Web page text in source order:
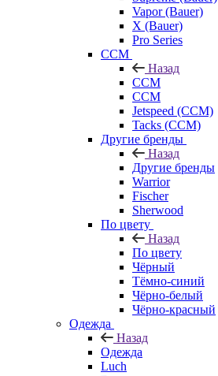
Vapor (Bauer)
X (Bauer)
Pro Series
CCM
Назад
CCM
CCM
Jetspeed (CCM)
Tacks (CCM)
Другие бренды
Назад
Другие бренды
Warrior
Fischer
Sherwood
По цвету
Назад
По цвету
Чёрный
Тёмно-синий
Чёрно-белый
Чёрно-красный
Одежда
Назад
Одежда
Luch